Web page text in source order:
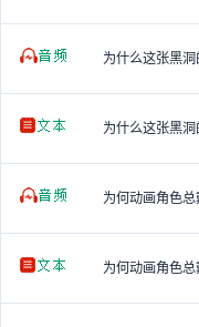
为什么这张黑
为什么这张黑
为何动画角色
为何动画角色